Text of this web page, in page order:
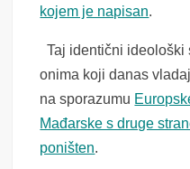
kojem je napisan.
Taj identični ideološki
onima koji danas
na sporazumu
Mađarske s druge
poništen.